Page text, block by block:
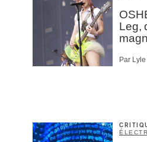
Leg,
Par